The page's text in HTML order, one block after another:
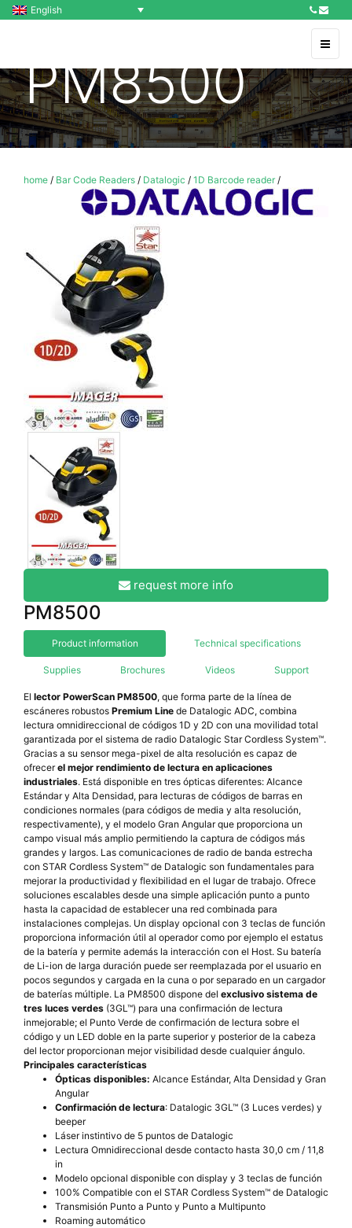
English
PM8500
home / Bar Code Readers / Datalogic / 1D Barcode reader/
request more info
PM8500
Product information Technical specifications
Supplies Brochures Videos Support
El lector PowerScan PM8500, que forma parte de la línea de
escáneres robustos Premium Line de Datalogic ADC, combina
lectura omnidireccional de códigos 1D y 2D con una movilidad total
garantizada por el sistema de radio Datalogic Star Cordless System™.
Gracias a su sensor mega-pixel de alta resolución es capaz de
ofrecerel mejor rendimiento de lectura en aplicaciones
industriales. Está disponible en tres ópticas diferentes: Alcance
Estándar y Alta Densidad, para lecturas de códigos de barras en
condiciones normales (para códigos de media y alta resolución,
respectivamente), y el modelo Gran Angular que proporciona un
campo visual más amplio permitiendo la captura de códigos más
grandes y largos. Las comunicaciones de radio de banda estrecha
con STAR Cordless System™ de Datalogic son fundamentales para
mejorar la productividad y flexibilidad en el lugar de trabajo. Ofrece
soluciones escalables desde una simple aplicación punto a punto
hasta la capacidad de establecer una red combinada para
instalaciones complejas. Un display opcional con 3 teclas de función
proporciona información útil al operador como por ejemplo el estatus
de la batería y permite además la interacción con el Host. Su batería
de Li-ion de larga duración puede ser reemplazada por el usuario en
pocos segundos y cargada en la cuna o por separado en un cargador
de baterías múltiple. La PM8500 dispone del exclusivo sistema de
tres luces verdes (3GL™) para una confirmación de lectura
inmejorable; el Punto Verde de confirmación de lectura sobre el
código y un LED doble en la parte superior y posterior de la cabeza
del lector proporcionan mejor visibilidad desde cualquier ángulo.
Principales características
Ópticas disponibles: Alcance Estándar, Alta Densidad y Gran
Angular
Confirmación de lectura: Datalogic 3GL™ (3 Luces verdes) y
beeper
Láser instintivo de 5 puntos de Datalogic
Lectura Omnidireccional desde contacto hasta 30,0 cm / 11,8
in
Modelo opcional disponible con display y 3 teclas de función
100% Compatible con el STAR Cordless System™ de Datalogic
Transmisión Punto a Punto y Punto a Multipunto
Roaming automático